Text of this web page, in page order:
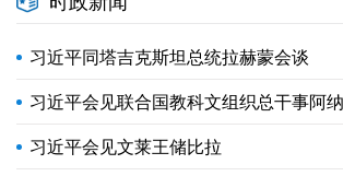
习近平同塔吉克斯坦总统拉赫蒙会谈
习近平会见联合国教科文组织总干事阿
习近平会见文莱王储比拉